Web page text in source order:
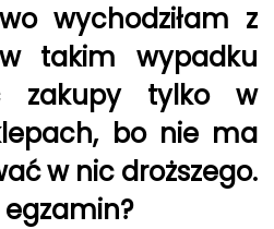
wychodziłam z
takim wypadku
zakupy tylko w
bo nie ma
w nic droższego.
egzamin?